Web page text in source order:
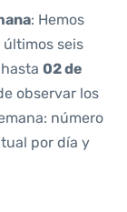
: Hemos
seis
hasta 02 de
observar los
número
por día y